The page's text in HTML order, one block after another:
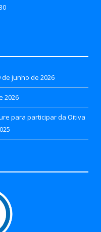
de junho de 2026
2026
para participar da Oitiva